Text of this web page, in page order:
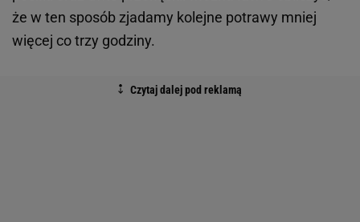
że w ten sposób zjadamy kolejne potrawy mniej
więcej co trzy godziny.